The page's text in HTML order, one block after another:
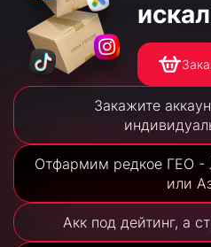
Закажите
Отфармим редкое ГЕО -
или
Акк под дейтинг, а